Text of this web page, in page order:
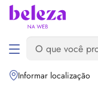
Informar localização